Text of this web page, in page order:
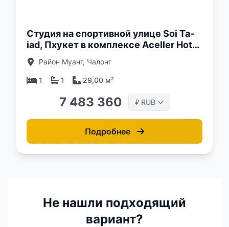
Студия на спортивной улице Soi Ta-
iad, Пхукет в комплексе Aceller Hotel
& Residence
Район Муанг, Чалонг
1 1 29,00 м²
7 483 360 ₽ RUB
Подробнее
Не нашли подходящий
вариант?